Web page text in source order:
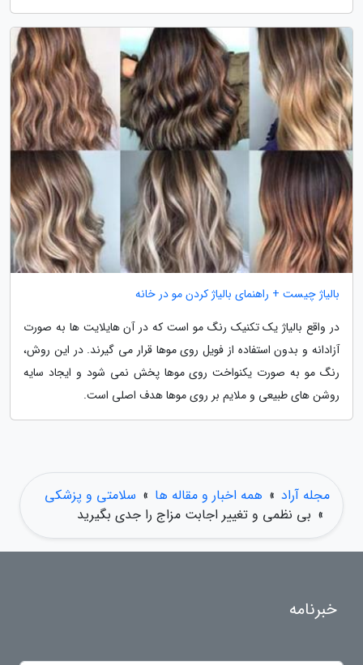
بالیاژ چیست + راهنمای بالیاژ کردن مو در خانه
در واقع بالیاژ یک تکنیک رنگ مو است که در آن هایلایت ها به صورت
آزادانه و بدون استفاده از فویل روی موها قرار می گیرند. در این روش،
رنگ مو به صورت یکنواخت روی موها پخش نمی شود و ایجاد سایه
روشن های طبیعی و ملایم بر روی موها هدف اصلی است.
مجله آراد » همه اخبار و مقاله ها » سلامتی و پزشکی
» بی نظمی و تغییر اجابت مزاج را جدی بگیرید
خبرنامه